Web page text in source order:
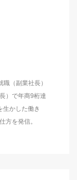
（副業社長）
）で年商9桁達
かした働き
方を発信。